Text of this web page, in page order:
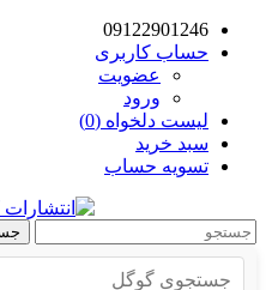
09122901246
حساب کاربری
عضویت
ورود
لیست دلخواه (0)
سبد خرید
تسویه حساب